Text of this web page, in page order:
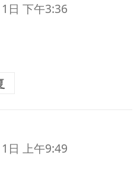
日 下午3:36
日 上午9:49